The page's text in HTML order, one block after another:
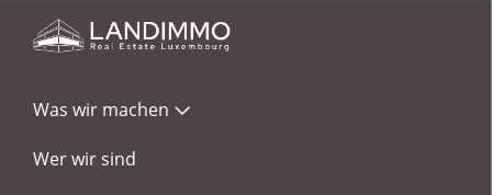
Was wir machen
Wer wir sind